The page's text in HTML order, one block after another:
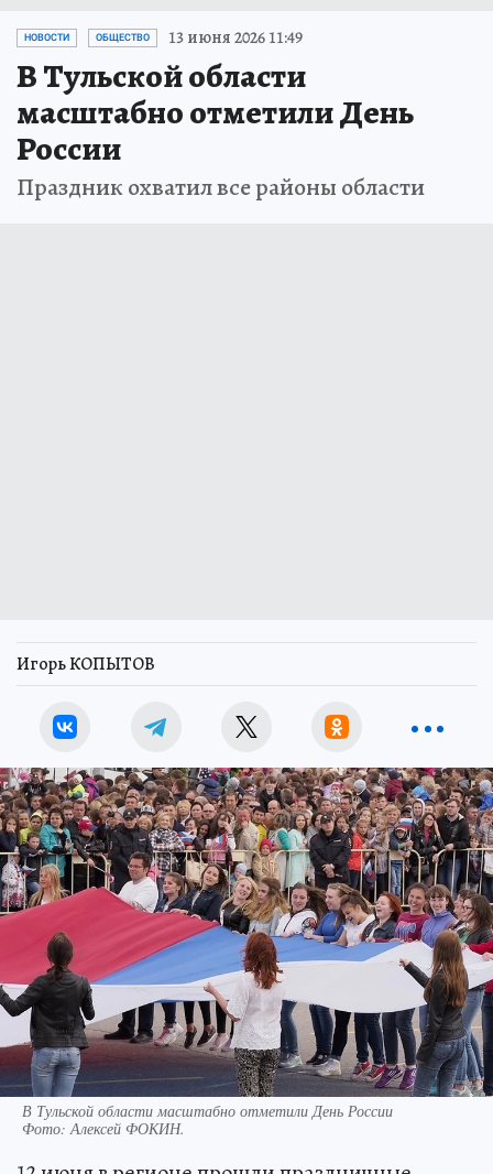
НОВОСТИ ОБЩЕСТВО 13 июня 2026 11:49
В Тульской области
масштабно отметили День
России
Праздник охватил все районы области
Игорь КОПЫТОВ
В Тульской области масштабно отметили День России
Фото:Алексей ФОКИН.